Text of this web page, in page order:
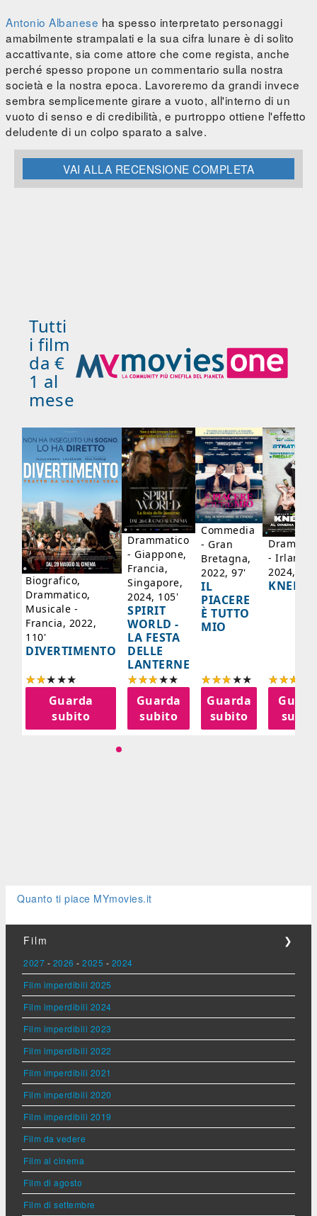
Antonio Albanese ha spesso interpretato personaggi
amabilmente strampalati e la sua cifra lunare è di solito
accattivante, sia come attore che come regista, anche
perché spesso propone un commentario sulla nostra
società e la nostra epoca. Lavoreremo da grandi invece
sembra semplicemente girare a vuoto, all'interno di un
vuoto di senso e di credibilità, e purtroppo ottiene l'effetto
deludente di un colpo sparato a salve.
VAI ALLA RECENSIONE COMPLETA
Tutti
i film
da €
1 al
mese
Biografico,
Drammatico,
Musicale -
Francia, 2022,
110'
DIVERTIMENTO
Guarda
subito
Drammatico
- Giappone,
Francia,
Singapore,
2024, 105'
SPIRIT
WORLD -
LA FESTA
DELLE
LANTERNE
Guarda
subito
Commedia
- Gran
Bretagna,
2022, 97'
IL
PIACERE
È TUTTO
MIO
Guarda
subito
- Irlanda,
2024,
Quanto ti piace MYmovies.it
Film ❯
2027 - 2026 - 2025 - 2024
Film imperdibili 2025
Film imperdibili 2024
Film imperdibili 2023
Film imperdibili 2022
Film imperdibili 2021
Film imperdibili 2020
Film imperdibili 2019
Film da vedere
Film al cinema
Film di agosto
Film di settembre